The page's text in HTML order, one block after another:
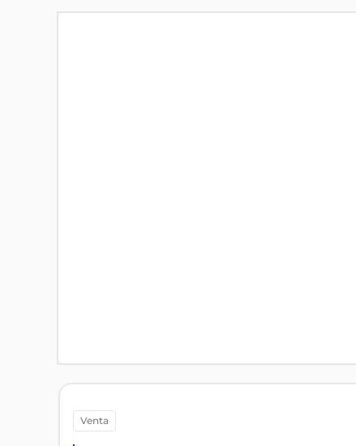
venta